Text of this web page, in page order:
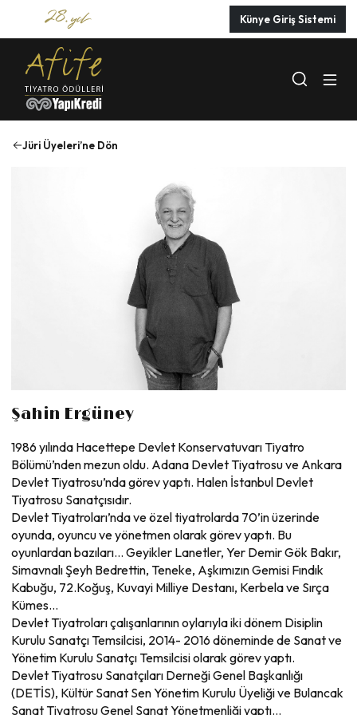
Künye Giriş Sistemi
Jüri Üyeleri’ne Dön
Şahin Ergüney
1986 yılında Hacettepe Devlet Konservatuvarı Tiyatro
Bölümü’nden mezun oldu. Adana Devlet Tiyatrosu ve Ankara
Devlet Tiyatrosu’nda görev yaptı. Halen İstanbul Devlet
Tiyatrosu Sanatçısıdır.
Devlet Tiyatroları’nda ve özel tiyatrolarda 70’in üzerinde
oyunda, oyuncu ve yönetmen olarak görev yaptı. Bu
oyunlardan bazıları… Geyikler Lanetler, Yer Demir Gök Bakır,
Simavnalı Şeyh Bedrettin, Teneke, Aşkımızın Gemisi Fındık
Kabuğu, 72.Koğuş, Kuvayi Milliye Destanı, Kerbela ve Sırça
Kümes…
Devlet Tiyatroları çalışanlarının oylarıyla iki dönem Disiplin
Kurulu Sanatçı Temsilcisi, 2014- 2016 döneminde de Sanat ve
Yönetim Kurulu Sanatçı Temsilcisi olarak görev yaptı.
Devlet Tiyatrosu Sanatçıları Derneği Genel Başkanlığı
(DETİS), Kültür Sanat Sen Yönetim Kurulu Üyeliği ve Bulancak
Sanat Tiyatrosu Genel Sanat Yönetmenliği yaptı...